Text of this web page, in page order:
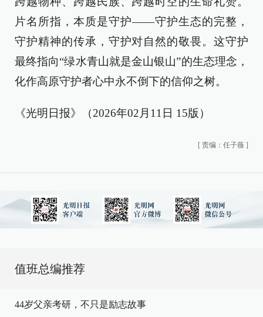
片名所指，本质是守护——守护生态的完整，
守护精神的传承，守护对自然的敬畏。这守护
最终指向“绿水青山就是金山银山”的生态理念，
化作高原守护者心中永不倒下的信仰之树。
《光明日报》（2026年02月11日 15版）
[ 责编：任子薇 ]
值班总编推荐
44岁父亲考研，不只是励志故事